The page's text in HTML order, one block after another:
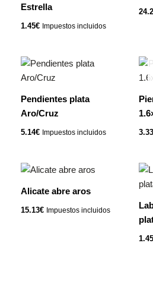
Estrella
1.45€ Impuestos incluidos
Pendientes plata
Aro/Cruz
5.14€ Impuestos incluidos 3.33
Alicate abre aros
15.13€ Impuestos incluidos
1.45